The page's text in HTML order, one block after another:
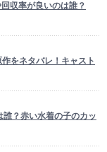
収率が良いのは誰？
をネタバレ！キャスト
？赤い水着の子のカッ